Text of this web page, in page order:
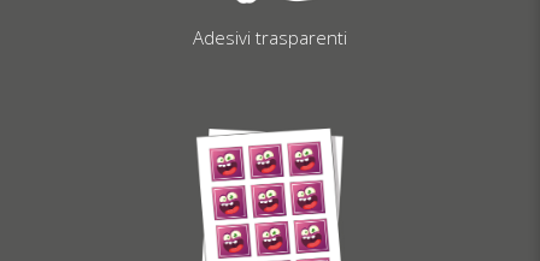
Adesivi trasparenti